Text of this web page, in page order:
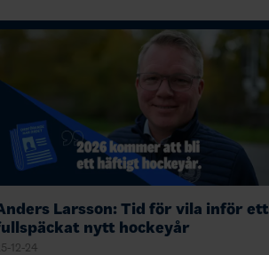
är regerande schweiziska…
Larsson: Tid för vila inför ett
nytt hockeyår
12-24